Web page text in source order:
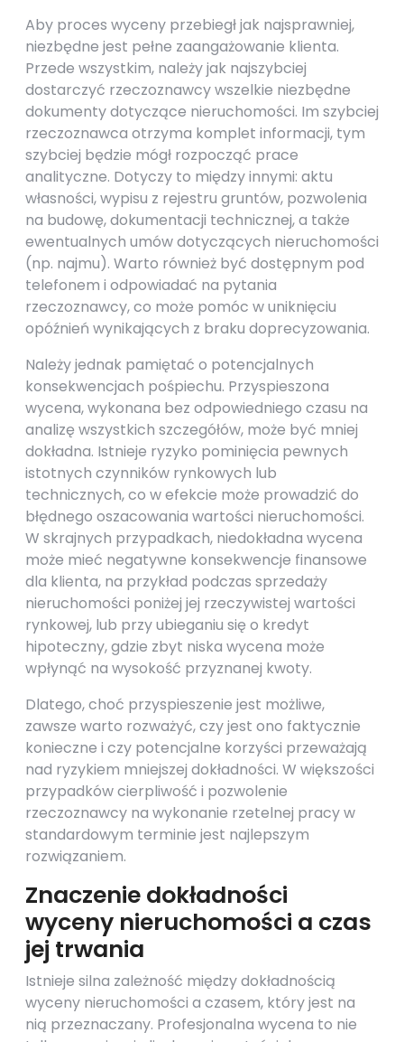
Aby proces wyceny przebiegł jak najsprawniej,
niezbędne jest pełne zaangażowanie klienta.
Przede wszystkim, należy jak najszybciej
dostarczyć rzeczoznawcy wszelkie niezbędne
dokumenty dotyczące nieruchomości. Im szybciej
rzeczoznawca otrzyma komplet informacji, tym
szybciej będzie mógł rozpocząć prace
analityczne. Dotyczy to między innymi: aktu
własności, wypisu z rejestru gruntów, pozwolenia
na budowę, dokumentacji technicznej, a także
ewentualnych umów dotyczących nieruchomości
(np. najmu). Warto również być dostępnym pod
telefonem i odpowiadać na pytania
rzeczoznawcy, co może pomóc w uniknięciu
opóźnień wynikających z braku doprecyzowania.
Należy jednak pamiętać o potencjalnych
konsekwencjach pośpiechu. Przyspieszona
wycena, wykonana bez odpowiedniego czasu na
analizę wszystkich szczegółów, może być mniej
dokładna. Istnieje ryzyko pominięcia pewnych
istotnych czynników rynkowych lub
technicznych, co w efekcie może prowadzić do
błędnego oszacowania wartości nieruchomości.
W skrajnych przypadkach, niedokładna wycena
może mieć negatywne konsekwencje finansowe
dla klienta, na przykład podczas sprzedaży
nieruchomości poniżej jej rzeczywistej wartości
rynkowej, lub przy ubieganiu się o kredyt
hipoteczny, gdzie zbyt niska wycena może
wpłynąć na wysokość przyznanej kwoty.
Dlatego, choć przyspieszenie jest możliwe,
zawsze warto rozważyć, czy jest ono faktycznie
konieczne i czy potencjalne korzyści przeważają
nad ryzykiem mniejszej dokładności. W większości
przypadków cierpliwość i pozwolenie
rzeczoznawcy na wykonanie rzetelnej pracy w
standardowym terminie jest najlepszym
rozwiązaniem.
Znaczenie dokładności
wyceny nieruchomości a czas
jej trwania
Istnieje silna zależność między dokładnością
wyceny nieruchomości a czasem, który jest na
nią przeznaczany. Profesjonalna wycena to nie